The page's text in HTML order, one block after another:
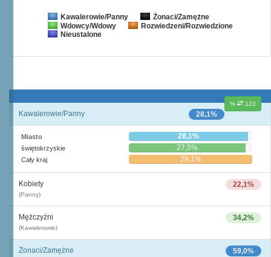
Kawalerowie/Panny Żonaci/Zamężne
Wdowcy/Wdowy
Rozwiedzeni/Rozwiedzione
Nieustalone
% 123
28,1%
Kawalerowie/Panny
Miasto 28,1%
świętokrzyskie 27,5%
Cały kraj 29,1%
22,1%
Kobiety
(Panny)
34,2%
Mężczyźni
(Kawalerowie)
59,0%
Żonaci/Zamężne